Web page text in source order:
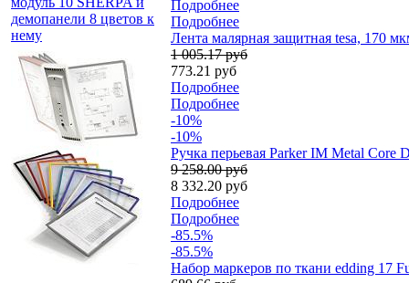
демопанели 8 цветов к
нему
Подробнее
Подробнее
Лента малярная защитная tesa, 170
1 005.17 руб
773.21 руб
Подробнее
Подробнее
-10%
-10%
Ручка перьевая Parker IM Metal Core
9 258.00 руб
8 332.20 руб
Подробнее
Подробнее
-85.5%
-85.5%
Набор маркеров по ткани edding 17